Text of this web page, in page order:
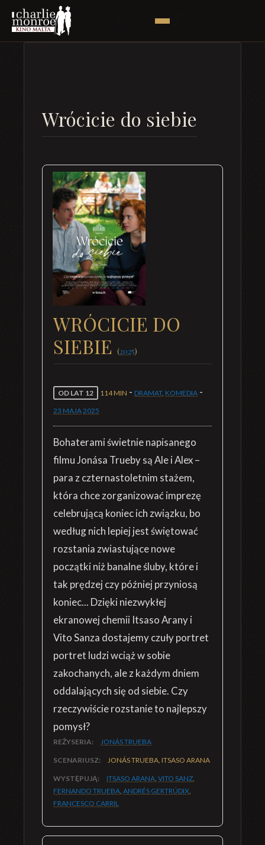
Wrócicie do siebie
WRÓCICIE DO
SIEBIE (2025)
OD LAT 12 114 MIN - DRAMAT, KOMEDIA -
23 MAJA2025
Bohaterami świetnie napisanego
filmu Jonása Trueby są Ale i Alex –
para z czternastoletnim stażem,
która chce zorganizować imprezę
celebrującą koniec ich związku, bo
według nich lepiej jest świętować
rozstania zwiastujące nowe
początki niż banalne śluby, które i
tak prędzej czy później przyniosą
koniec... Dzięki niezwykłej
ekranowej chemii Itsaso Arany i
Vito Sanza dostajemy czuły portret
portret ludzi wciąż w sobie
zakochanych, ale z każdym dniem
oddalających się od siebie. Czy
rzeczywiście rozstanie to najlepszy
pomysł?
REŻYSERIA: JONÁS TRUEBA
SCENARIUSZ: JONÁS TRUEBA, ITSASO ARANA
WYSTĘPUJĄ: ITSASO ARANA, VITO SANZ,
FERNANDO TRUEBA, ANDRÉS GERTRÚDIX,
FRANCESCO CARRIL